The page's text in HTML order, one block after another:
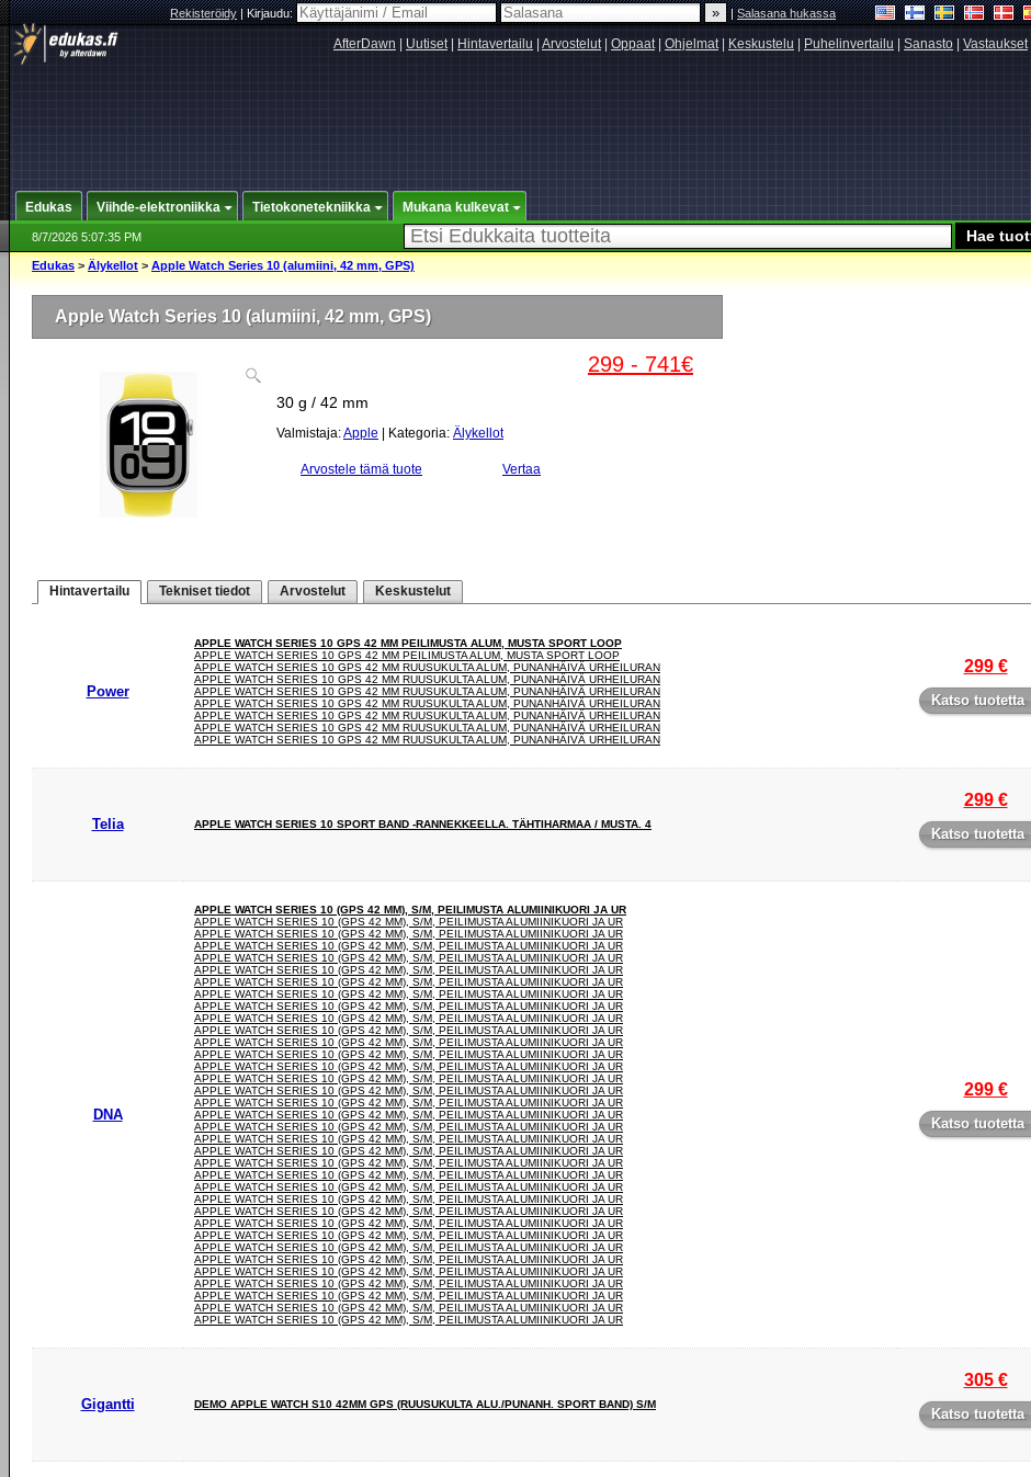
Rekisteröidy|Kirjaudu: |Salasana hukassa
AfterDawn Uutiset| Hintavertailu Arvostelut| Oppaat| Ohjelmat| Keskustelu Puhelinvertailu Sanasto Vastaukset|
Edukas Viihde-elektroniikka Tietokonetekniikka Mukana kulkevat
8/7/2026 5:07:35 PM
Edukas > Älykellot > Apple Watch Series 10 (alumiini, 42 mm, GPS)
Apple Watch Series 10 (alumiini, 42 mm, GPS)
299 - 741€
30 g / 42 mm
Valmistaja:Apple | Kategoria: Älykellot
Arvostele tämä tuote Vertaa
Hintavertailu Tekniset tiedot Arvostelut Keskustelut
Power
APPLE WATCH SERIES 10 GPS 42 MM PEILIMUSTA ALUM, MUSTA SPORT LOOP
APPLE WATCH SERIES 10 GPS 42 MM PEILIMUSTA ALUM, MUSTA SPORT LOOP
APPLE WATCH SERIES 10 GPS 42 MM RUUSUKULTA ALUM, PUNANHÄIVÄ URHEILURAN
APPLE WATCH SERIES 10 GPS 42 MM RUUSUKULTA ALUM, PUNANHÄIVÄ URHEILURAN
APPLE WATCH SERIES 10 GPS 42 MM RUUSUKULTA ALUM, PUNANHÄIVÄ URHEILURAN
APPLE WATCH SERIES 10 GPS 42 MM RUUSUKULTA ALUM, PUNANHÄIVÄ URHEILURAN
APPLE WATCH SERIES 10 GPS 42 MM RUUSUKULTA ALUM, PUNANHÄIVÄ URHEILURAN
APPLE WATCH SERIES 10 GPS 42 MM RUUSUKULTA ALUM, PUNANHÄIVÄ URHEILURAN
APPLE WATCH SERIES 10 GPS 42 MM RUUSUKULTA ALUM, PUNANHÄIVÄ URHEILURAN
299 €
Katso tuotetta
Telia APPLE WATCH SERIES 10 SPORT BAND -RANNEKKEELLA. TÄHTIHARMAA / MUSTA. 4
299 €
Katso tuotetta
DNA
APPLE WATCH SERIES 10 (GPS 42 MM), S/M, PEILIMUSTA ALUMIINIKUORI JA UR
APPLE WATCH SERIES 10 (GPS 42 MM), S/M, PEILIMUSTA ALUMIINIKUORI JA UR
APPLE WATCH SERIES 10 (GPS 42 MM), S/M, PEILIMUSTA ALUMIINIKUORI JA UR
APPLE WATCH SERIES 10 (GPS 42 MM), S/M, PEILIMUSTA ALUMIINIKUORI JA UR
APPLE WATCH SERIES 10 (GPS 42 MM), S/M, PEILIMUSTA ALUMIINIKUORI JA UR
APPLE WATCH SERIES 10 (GPS 42 MM), S/M, PEILIMUSTA ALUMIINIKUORI JA UR
APPLE WATCH SERIES 10 (GPS 42 MM), S/M, PEILIMUSTA ALUMIINIKUORI JA UR
APPLE WATCH SERIES 10 (GPS 42 MM), S/M, PEILIMUSTA ALUMIINIKUORI JA UR
APPLE WATCH SERIES 10 (GPS 42 MM), S/M, PEILIMUSTA ALUMIINIKUORI JA UR
APPLE WATCH SERIES 10 (GPS 42 MM), S/M, PEILIMUSTA ALUMIINIKUORI JA UR
APPLE WATCH SERIES 10 (GPS 42 MM), S/M, PEILIMUSTA ALUMIINIKUORI JA UR
APPLE WATCH SERIES 10 (GPS 42 MM), S/M, PEILIMUSTA ALUMIINIKUORI JA UR
APPLE WATCH SERIES 10 (GPS 42 MM), S/M, PEILIMUSTA ALUMIINIKUORI JA UR
APPLE WATCH SERIES 10 (GPS 42 MM), S/M, PEILIMUSTA ALUMIINIKUORI JA UR
APPLE WATCH SERIES 10 (GPS 42 MM), S/M, PEILIMUSTA ALUMIINIKUORI JA UR
APPLE WATCH SERIES 10 (GPS 42 MM), S/M, PEILIMUSTA ALUMIINIKUORI JA UR
APPLE WATCH SERIES 10 (GPS 42 MM), S/M, PEILIMUSTA ALUMIINIKUORI JA UR
APPLE WATCH SERIES 10 (GPS 42 MM), S/M, PEILIMUSTA ALUMIINIKUORI JA UR
APPLE WATCH SERIES 10 (GPS 42 MM), S/M, PEILIMUSTA ALUMIINIKUORI JA UR
APPLE WATCH SERIES 10 (GPS 42 MM), S/M, PEILIMUSTA ALUMIINIKUORI JA UR
APPLE WATCH SERIES 10 (GPS 42 MM), S/M, PEILIMUSTA ALUMIINIKUORI JA UR
APPLE WATCH SERIES 10 (GPS 42 MM), S/M, PEILIMUSTA ALUMIINIKUORI JA UR
APPLE WATCH SERIES 10 (GPS 42 MM), S/M, PEILIMUSTA ALUMIINIKUORI JA UR
APPLE WATCH SERIES 10 (GPS 42 MM), S/M, PEILIMUSTA ALUMIINIKUORI JA UR
APPLE WATCH SERIES 10 (GPS 42 MM), S/M, PEILIMUSTA ALUMIINIKUORI JA UR
APPLE WATCH SERIES 10 (GPS 42 MM), S/M, PEILIMUSTA ALUMIINIKUORI JA UR
APPLE WATCH SERIES 10 (GPS 42 MM), S/M, PEILIMUSTA ALUMIINIKUORI JA UR
APPLE WATCH SERIES 10 (GPS 42 MM), S/M, PEILIMUSTA ALUMIINIKUORI JA UR
APPLE WATCH SERIES 10 (GPS 42 MM), S/M, PEILIMUSTA ALUMIINIKUORI JA UR
APPLE WATCH SERIES 10 (GPS 42 MM), S/M, PEILIMUSTA ALUMIINIKUORI JA UR
APPLE WATCH SERIES 10 (GPS 42 MM), S/M, PEILIMUSTA ALUMIINIKUORI JA UR
APPLE WATCH SERIES 10 (GPS 42 MM), S/M, PEILIMUSTA ALUMIINIKUORI JA UR
APPLE WATCH SERIES 10 (GPS 42 MM), S/M, PEILIMUSTA ALUMIINIKUORI JA UR
APPLE WATCH SERIES 10 (GPS 42 MM), S/M, PEILIMUSTA ALUMIINIKUORI JA UR
APPLE WATCH SERIES 10 (GPS 42 MM), S/M, PEILIMUSTA ALUMIINIKUORI JA UR
299 €
Katso tuotetta
Gigantti DEMO APPLE WATCH S10 42MM GPS (RUUSUKULTA ALU./PUNANH. SPORT BAND) S/M
305 €
Katso tuotetta